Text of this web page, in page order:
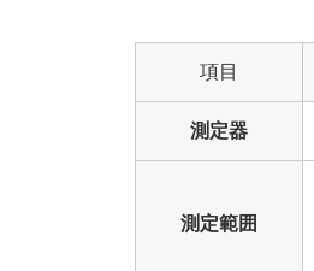
項目
測定器
測定範囲